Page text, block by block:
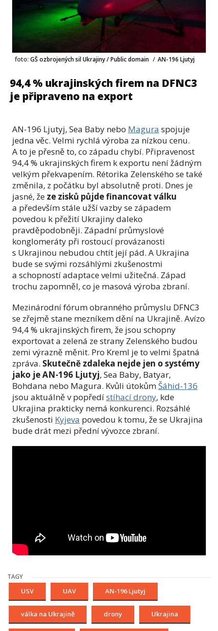
foto: GŠ ozbrojených sil Ukrajiny / Public domain / AN-196 Ljutyj
94,4 % ukrajinských firem na DFNC3
je připraveno na export
AN-196 Ljutyj, Sea Baby nebo Magura spojuje
jedna věc. Velmi rychlá výroba za nízkou cenu.
A to je přesně to, co západu chybí. Připravenost
94,4 % ukrajinských firem k exportu není žádným
velkým překvapením. Rétorika Zelenského se také
změnila, z počátku byl absolutně proti. Dnes je
jasné, že ze zisků půjde financovat válku
a především stále užší vazby se západem
povedou k přežití Ukrajiny daleko
pravděpodobněji. Západní průmyslové
konglomeráty při rostoucí provázanosti
s Ukrajinou nebudou chtít její pád. A Ukrajina
bude se svými rozsáhlými zkušenostmi
a schopností adaptace velmi užitečná. Západ
trochu zapomněl, co je masová výroba zbraní.
Mezinárodní fórum obranného průmyslu DFNC3
se zřejmě stane mezníkem dění na Ukrajině. Avízo
94,4 % ukrajinských firem, že jsou schopny
exportovat a zelená ze strany Zelenského budou
zemi výrazně měnit. Pro Kreml je to velmi špatná
zpráva. Skutečně zdaleka nejde jen o systémy
jako je AN-196 Ljutyj, Sea Baby, Batyar,
Bohdana nebo Magura. Kvůli útokům Šáhid-136
jsou aktuálně v popředístíhací drony, kde
Ukrajina prakticky nemá konkurenci. Rozsáhlé
zkušenosti Kyjeva povedou k tomu, že se Ukrajina
bude drát mezi přední vývozce zbraní.
TAGY
USV UAV AN-196 Ljutyj
válka na Ukrajině drony Ukrajina